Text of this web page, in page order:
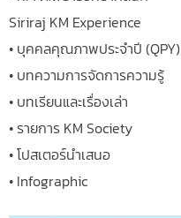
Siriraj KM Experience
• บุคคลคุณภาพประจำปี (QPY)
• บทความการจัดการความรู้
• บทเรียนและเรื่องเล่า
• รายการ KM Society
• โปสเตอร์นำเสนอ
• Infographic